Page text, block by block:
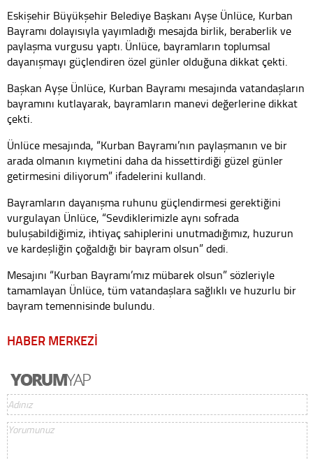
Eskişehir Büyükşehir Belediye Başkanı Ayşe Ünlüce, Kurban
Bayramı dolayısıyla yayımladığı mesajda birlik, beraberlik ve
paylaşma vurgusu yaptı. Ünlüce, bayramların toplumsal
dayanışmayı güçlendiren özel günler olduğuna dikkat çekti.
Başkan Ayşe Ünlüce, Kurban Bayramı mesajında vatandaşların
bayramını kutlayarak, bayramların manevi değerlerine dikkat
çekti.
Ünlüce mesajında, “Kurban Bayramı’nın paylaşmanın ve bir
arada olmanın kıymetini daha da hissettirdiği güzel günler
getirmesini diliyorum” ifadelerini kullandı.
Bayramların dayanışma ruhunu güçlendirmesi gerektiğini
vurgulayan Ünlüce, “Sevdiklerimizle aynı sofrada
buluşabildiğimiz, ihtiyaç sahiplerini unutmadığımız, huzurun
ve kardeşliğin çoğaldığı bir bayram olsun” dedi.
Mesajını “Kurban Bayramı’mız mübarek olsun” sözleriyle
tamamlayan Ünlüce, tüm vatandaşlara sağlıklı ve huzurlu bir
bayram temennisinde bulundu.
HABER MERKEZİ